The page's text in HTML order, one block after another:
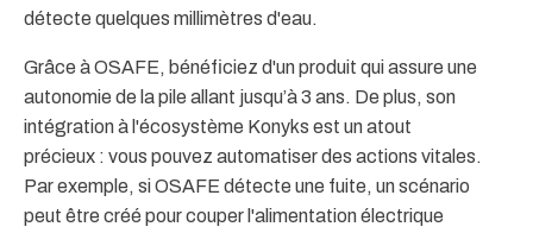
détecte quelques millimètres d'eau.
Grâce à OSAFE, bénéficiez d'un produit qui assure une
autonomie de la pile allant jusqu’à 3 ans. De plus, son
intégration à l'écosystème Konyks est un atout
précieux : vous pouvez automatiser des actions vitales.
Par exemple, si OSAFE détecte une fuite, un scénario
peut être créé pour couper l'alimentation électrique